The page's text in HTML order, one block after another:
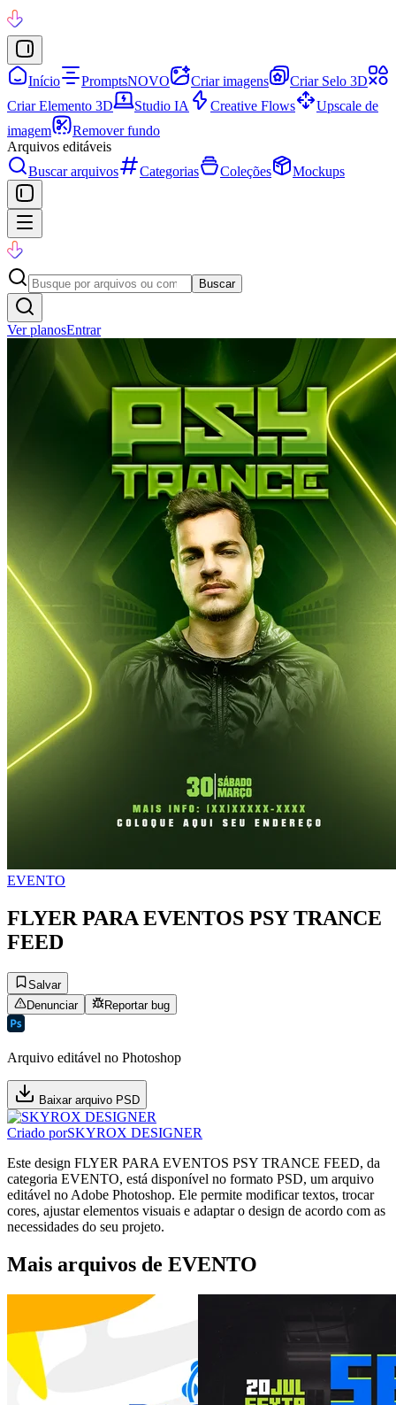
Início PromptsNOVO Criar imagens
Criar Selo 3D
Criar Elemento 3D
Studio IA Creative Flows
Upscale de
imagem
Remover fundo
Arquivos editáveis
Buscar arquivos
Categorias Coleções Mockups
Buscar
Ver planosEntrar
EVENTO
FLYER PARA EVENTOS PSY TRANCE
FEED
Salvar
Denunciar
Reportar bug
Arquivo editável no Photoshop
Baixar arquivo PSD
Criado porSKYROX DESIGNER
Este design FLYER PARA EVENTOS PSY TRANCE FEED, da
categoria EVENTO, está disponível no formato PSD, um arquivo
editável no Adobe Photoshop. Ele permite modificar textos, trocar
cores, ajustar elementos visuais e adaptar o design de acordo com as
necessidades do seu projeto.
Mais arquivos de EVENTO